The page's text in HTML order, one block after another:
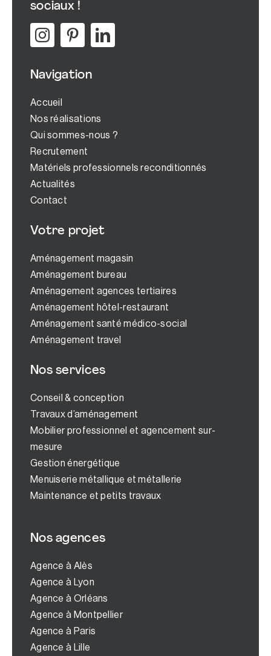
sociaux !
Navigation
Accueil
Nos réalisations
Qui sommes-nous ?
Recrutement
Matériels professionnels reconditionnés
Actualités
Contact
Votre projet
Aménagement magasin
Aménagement bureau
Aménagement agences tertiaires
Aménagement hôtel-restaurant
Aménagement santé médico-social
Aménagement travel
Nos services
Conseil & conception
Travaux d’aménagement
Mobilier professionnel et agencement sur-
mesure
Gestion énergétique
Menuiserie métallique et métallerie
Maintenance et petits travaux
Nos agences
Agence à Alès
Agence à Lyon
Agence à Orléans
Agence à Montpellier
Agence à Paris
Agence à Lille